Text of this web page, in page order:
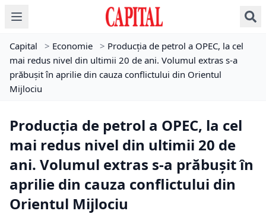
Capital > Economie > Producția de petrol a OPEC, la cel
mai redus nivel din ultimii 20 de ani. Volumul extras s-a
prăbușit în aprilie din cauza conflictului din Orientul
Mijlociu
Producția de petrol a OPEC, la cel
mai redus nivel din ultimii 20 de
ani. Volumul extras s-a prăbușit în
aprilie din cauza conflictului din
Orientul Mijlociu